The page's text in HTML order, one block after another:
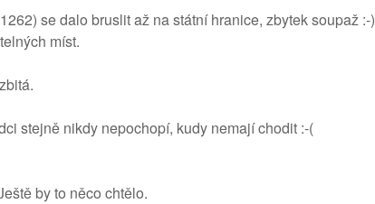
se dalo bruslit až na státní hranice, zbytek soupaž :-)
míst.
stejně nikdy nepochopí, kudy nemají chodit :-(
by to něco chtělo.